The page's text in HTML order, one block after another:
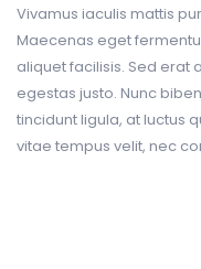
Vivamus iaculis mattis
Maecenas eget
aliquet facilisis. Sed erat
egestas justo. Nunc
tincidunt ligula, at luctus
vitae tempus velit, nec